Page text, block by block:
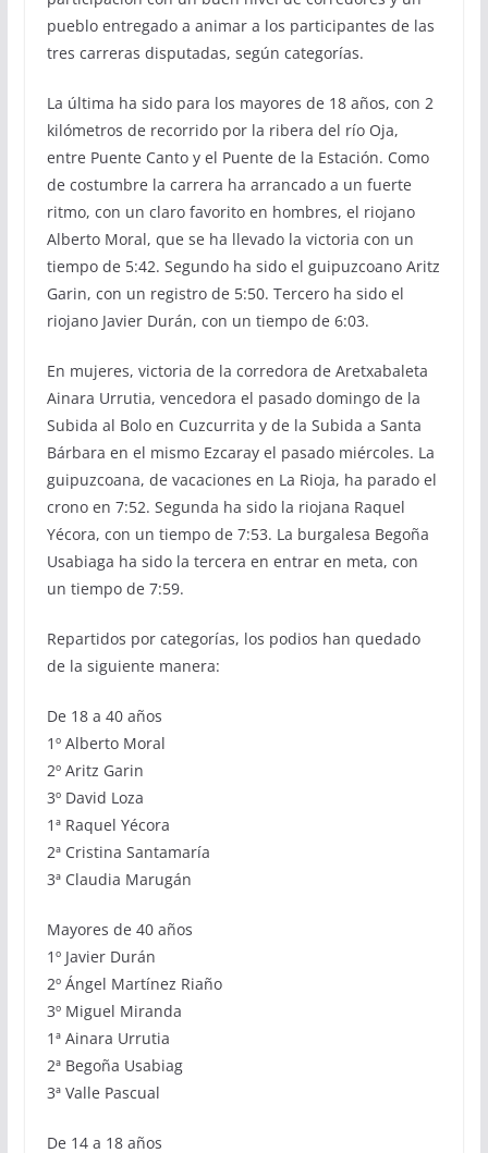
pueblo entregado a animar a los participantes de las
tres carreras disputadas, según categorías.
La última ha sido para los mayores de 18 años, con 2
kilómetros de recorrido por la ribera del río Oja,
entre Puente Canto y el Puente de la Estación. Como
de costumbre la carrera ha arrancado a un fuerte
ritmo, con un claro favorito en hombres, el riojano
Alberto Moral, que se ha llevado la victoria con un
tiempo de 5:42. Segundo ha sido el guipuzcoano Aritz
Garin, con un registro de 5:50. Tercero ha sido el
riojano Javier Durán, con un tiempo de 6:03.
En mujeres, victoria de la corredora de Aretxabaleta
Ainara Urrutia, vencedora el pasado domingo de la
Subida al Bolo en Cuzcurrita y de la Subida a Santa
Bárbara en el mismo Ezcaray el pasado miércoles. La
guipuzcoana, de vacaciones en La Rioja, ha parado el
crono en 7:52. Segunda ha sido la riojana Raquel
Yécora, con un tiempo de 7:53. La burgalesa Begoña
Usabiaga ha sido la tercera en entrar en meta, con
un tiempo de 7:59.
Repartidos por categorías, los podios han quedado
de la siguiente manera:
De 18 a 40 años
1º Alberto Moral
2º Aritz Garin
3º David Loza
1ª Raquel Yécora
2ª Cristina Santamaría
3ª Claudia Marugán
Mayores de 40 años
1º Javier Durán
2º Ángel Martínez Riaño
3º Miguel Miranda
1ª Ainara Urrutia
2ª Begoña Usabiag
3ª Valle Pascual
De 14 a 18 años